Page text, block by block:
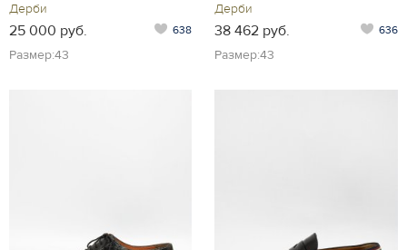
Дерби
25 000 руб. 638
Размер:43
Дерби
38 462 руб. 636
Размер:43